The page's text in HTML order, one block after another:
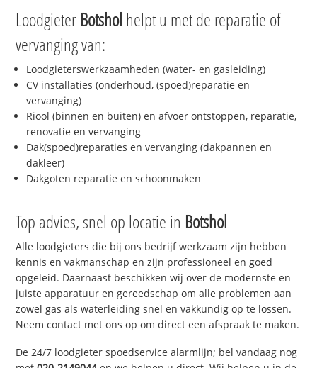
Loodgieter Botshol helpt u met de reparatie of
vervanging van:
Loodgieterswerkzaamheden (water- en gasleiding)
CV installaties (onderhoud, (spoed)reparatie en
vervanging)
Riool (binnen en buiten) en afvoer ontstoppen, reparatie,
renovatie en vervanging
Dak(spoed)reparaties en vervanging (dakpannen en
dakleer)
Dakgoten reparatie en schoonmaken
Top advies, snel op locatie in Botshol
Alle loodgieters die bij ons bedrijf werkzaam zijn hebben
kennis en vakmanschap en zijn professioneel en goed
opgeleid. Daarnaast beschikken wij over de modernste en
juiste apparatuur en gereedschap om alle problemen aan
zowel gas als waterleiding snel en vakkundig op te lossen.
Neem contact met ons op om direct een afspraak te maken.
De 24/7 loodgieter spoedservice alarmlijn; bel vandaag nog